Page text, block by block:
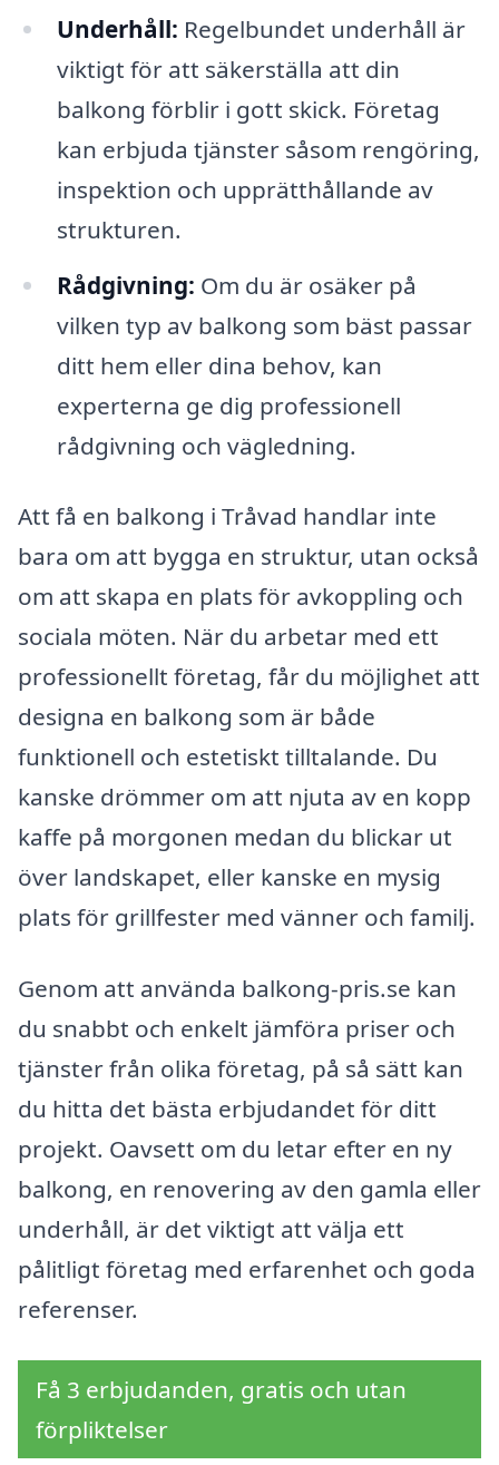
Underhåll: Regelbundet underhåll är
viktigt för att säkerställa att din
balkong förblir i gott skick. Företag
kan erbjuda tjänster såsom rengöring,
inspektion och upprätthållande av
strukturen.
Rådgivning: Om du är osäker på
vilken typ av balkong som bäst passar
ditt hem eller dina behov, kan
experterna ge dig professionell
rådgivning och vägledning.
Att få en balkong i Tråvad handlar inte
bara om att bygga en struktur, utan också
om att skapa en plats för avkoppling och
sociala möten. När du arbetar med ett
professionellt företag, får du möjlighet att
designa en balkong som är både
funktionell och estetiskt tilltalande. Du
kanske drömmer om att njuta av en kopp
kaffe på morgonen medan du blickar ut
över landskapet, eller kanske en mysig
plats för grillfester med vänner och familj.
Genom att använda balkong-pris.se kan
du snabbt och enkelt jämföra priser och
tjänster från olika företag, på så sätt kan
du hitta det bästa erbjudandet för ditt
projekt. Oavsett om du letar efter en ny
balkong, en renovering av den gamla eller
underhåll, är det viktigt att välja ett
pålitligt företag med erfarenhet och goda
referenser.
Få 3 erbjudanden, gratis och utan
förpliktelser